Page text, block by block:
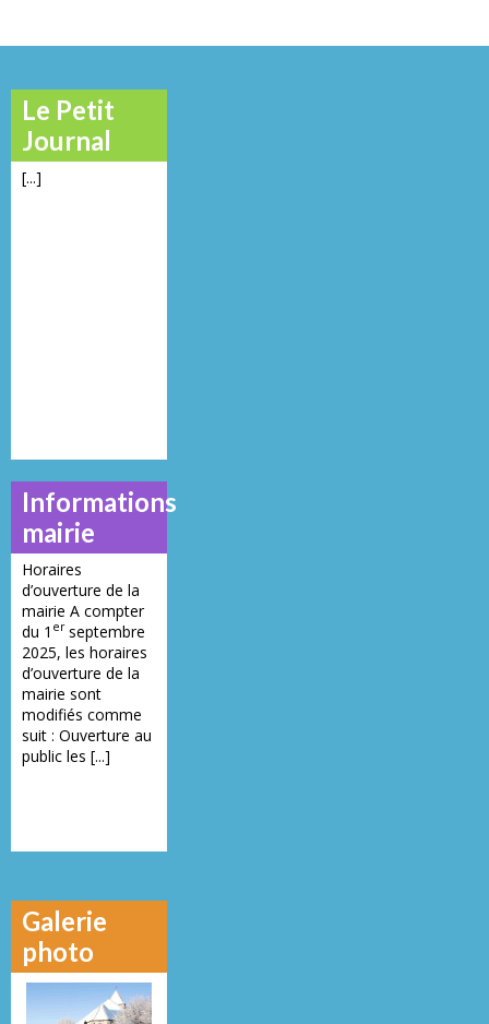
Le Petit
Journal
[...]
Informations
mairie
Horaires
d’ouverture de la
mairie A compter
du 1 erseptembre
2025, les horaires
d’ouverture de la
mairie sont
modifiés comme
suit : Ouverture au
public les [...]
Galerie
photo